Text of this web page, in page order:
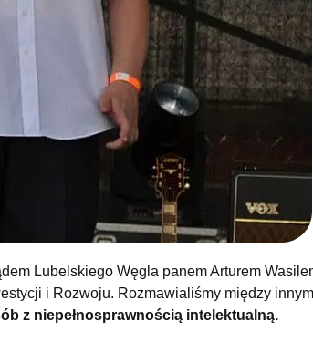
Lubelskiego Węgla panem Arturem
i Rozwoju. Rozmawialiśmy między
z niepełnosprawnością intelektualną.